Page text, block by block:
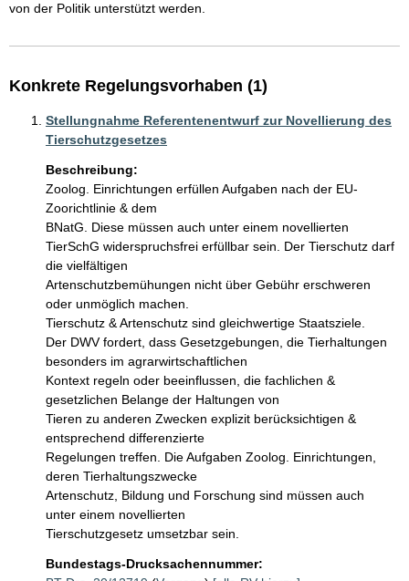
von der Politik unterstützt werden.
Konkrete Regelungsvorhaben (1)
Stellungnahme Referentenentwurf zur Novellierung des
Tierschutzgesetzes
Beschreibung:
Zoolog. Einrichtungen erfüllen Aufgaben nach der EU-
Zoorichtlinie & dem
BNatG. Diese müssen auch unter einem novellierten
TierSchG widerspruchsfrei erfüllbar sein. Der Tierschutz darf
die vielfältigen
Artenschutzbemühungen nicht über Gebühr erschweren
oder unmöglich machen.
Tierschutz & Artenschutz sind gleichwertige Staatsziele.
Der DWV fordert, dass Gesetzgebungen, die Tierhaltungen
besonders im agrarwirtschaftlichen
Kontext regeln oder beeinflussen, die fachlichen &
gesetzlichen Belange der Haltungen von
Tieren zu anderen Zwecken explizit berücksichtigen &
entsprechend differenzierte
Regelungen treffen. Die Aufgaben Zoolog. Einrichtungen,
deren Tierhaltungszwecke
Artenschutz, Bildung und Forschung sind müssen auch
unter einem novellierten
Tierschutzgesetz umsetzbar sein.
Bundestags-Drucksachennummer: